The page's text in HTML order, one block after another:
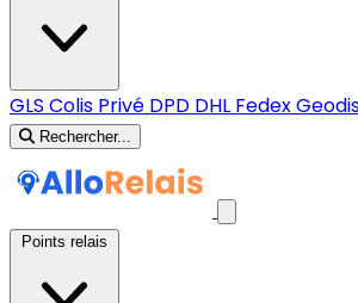
GLS Colis Privé DPD DHL Fedex
Rechercher...